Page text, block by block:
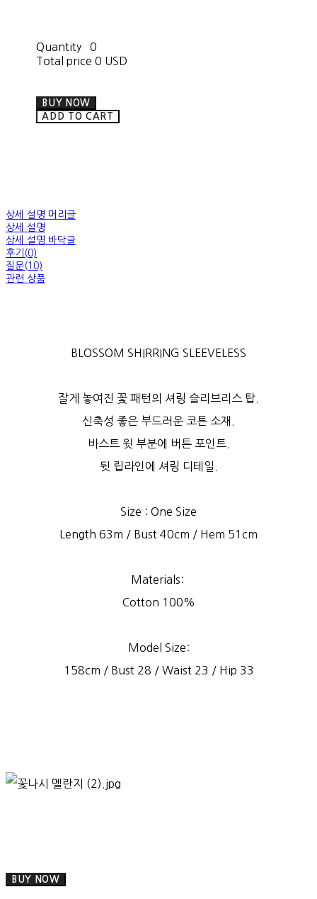
Quantity
0
Total price 0 USD
BUY NOW
ADD TO CART
상세 설명 머리글
상세 설명
상세 설명 바닥글
후기(0)
질문(10)
관련 상품
BLOSSOM SHIRRING SLEEVELESS
잘게 놓여진 꽃 패턴의 셔링 슬리브리스 탑.
신축성 좋은 부드러운 코튼 소재.
바스트 윗 부분에 버튼 포인트.
뒷 립라인에 셔링 디테일.
Size : One Size
Length 63m / Bust 40cm / Hem 51cm
Materials:
Cotton 100%
Model Size:
158cm / Bust 28 / Waist 23 / Hip 33
BUY NOW